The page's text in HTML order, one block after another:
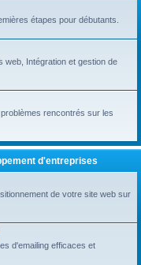
étapes pour débutants.
web, Intégration et gestion de
rencontrés sur les
d'entreprises
de votre site web sur
d'emailing efficaces et